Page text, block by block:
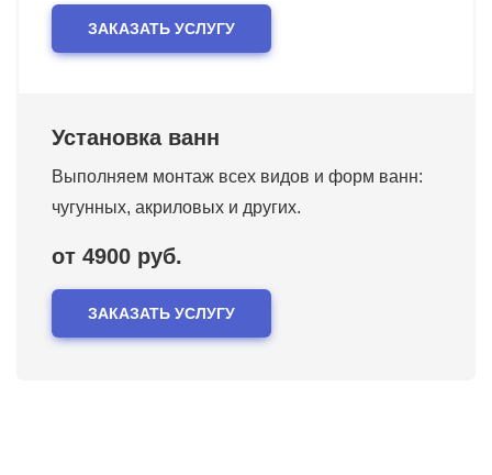
ЗАКАЗАТЬ УСЛУГУ
Установка ванн
Выполняем монтаж всех видов и форм ванн:
чугунных, акриловых и других.
от 4900 руб.
ЗАКАЗАТЬ УСЛУГУ